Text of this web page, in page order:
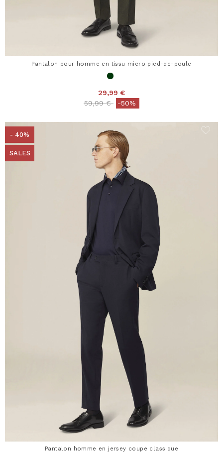
Pantalon pour homme en tissu micro pied-de-poule
29,99 €
Price reduced from
59,99 €to-50%
- 40%
SALES
Pantalon homme en jersey coupe classique